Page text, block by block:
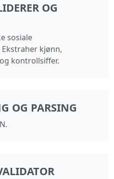
OG
sosiale
kjønn,
kontrollsiffer.
OG PARSING